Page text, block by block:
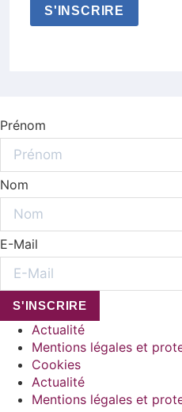
S'INSCRIRE
Prénom
Nom
E-Mail
S'INSCRIRE
Actualité
Mentions légales et
Cookies
Actualité
Mentions légales et